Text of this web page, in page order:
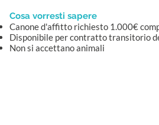
Cosa vorresti sapere
Canone d'affitto richiesto 1.000€
Disponibile per contratto transitorio
Non si accettano animali